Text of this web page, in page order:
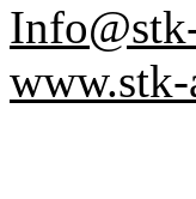
www.stk-